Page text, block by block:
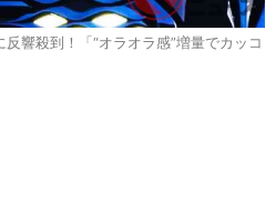
響殺到！「“オラオラ感”増量でカッコ